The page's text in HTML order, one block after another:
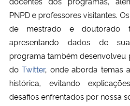
Ministério de Minas e Energia
Ministério da Ciência, Tecnologia, Inovações e
Ministério do Meio Ambiente
Ministério do Turismo
PNPD e professores visitantes.
de mestrado e doutorado
apresentando dados de
programa também desenvolveu
doTwitter, onde aborda temas
histórica, evitando
desafios enfrentados por nossa